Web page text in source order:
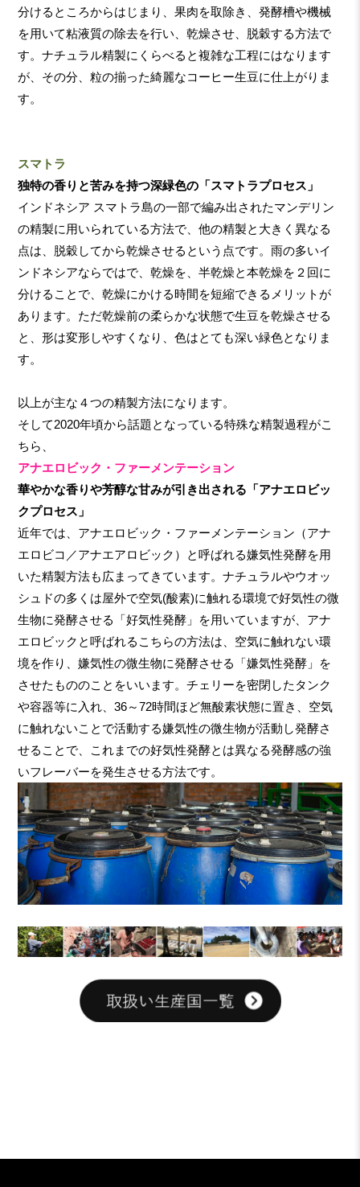
分けるところからはじまり、果肉を取除き、発酵槽や機械
を用いて粘液質の除去を行い、乾燥させ、脱穀する方法で
す。ナチュラル精製にくらべると複雑な工程にはなります
が、その分、粒の揃った綺麗なコーヒー生豆に仕上がりま
す。
スマトラ
独特の香りと苦みを持つ深緑色の「スマトラプロセス」
インドネシア スマトラ島の一部で編み出されたマンデリン
の精製に用いられている方法で、他の精製と大きく異なる
点は、脱穀してから乾燥させるという点です。雨の多いイ
ンドネシアならではで、乾燥を、半乾燥と本乾燥を２回に
分けることで、乾燥にかける時間を短縮できるメリットが
あります。ただ乾燥前の柔らかな状態で生豆を乾燥させる
と、形は変形しやすくなり、色はとても深い緑色となりま
す。
以上が主な４つの精製方法になります。
そして2020年頃から話題となっている特殊な精製過程がこ
ちら、
アナエロビック・ファーメンテーション
華やかな香りや芳醇な甘みが引き出される「アナエロビッ
クプロセス」
近年では、アナエロビック・ファーメンテーション（アナ
エロビコ／アナエアロビック）と呼ばれる嫌気性発酵を用
いた精製方法も広まってきています。ナチュラルやウオッ
シュドの多くは屋外で空気(酸素)に触れる環境で好気性の微
生物に発酵させる「好気性発酵」を用いていますが、アナ
エロビックと呼ばれるこちらの方法は、空気に触れない環
境を作り、嫌気性の微生物に発酵させる「嫌気性発酵」を
させたもののことをいいます。チェリーを密閉したタンク
や容器等に入れ、36～72時間ほど無酸素状態に置き、空気
に触れないことで活動する嫌気性の微生物が活動し発酵さ
せることで、これまでの好気性発酵とは異なる発酵感の強
いフレーバーを発生させる方法です。